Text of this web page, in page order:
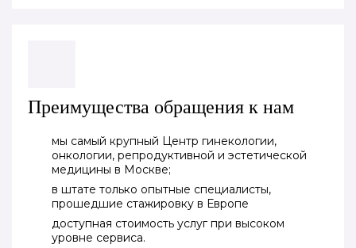
Преимущества обращения к нам
мы самый крупный Центр гинекологии,
онкологии, репродуктивной и эстетической
медицины в Москве;
в штате только опытные специалисты,
прошедшие стажировку в Европе
доступная стоимость услуг при высоком
уровне сервиса.